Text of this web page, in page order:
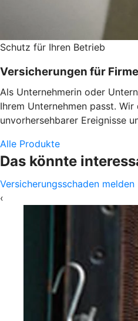
Schutz für Ihren Betrieb
Versicherungen für
Als Unternehmerin oder
Ihrem Unternehmen passt.
unvorhersehbarer Ereignisse
Alle Produkte
Das könnte
Versicherungsschaden melden
‹